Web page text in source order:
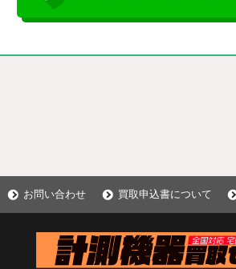
お問い合わせ 買取申込書について